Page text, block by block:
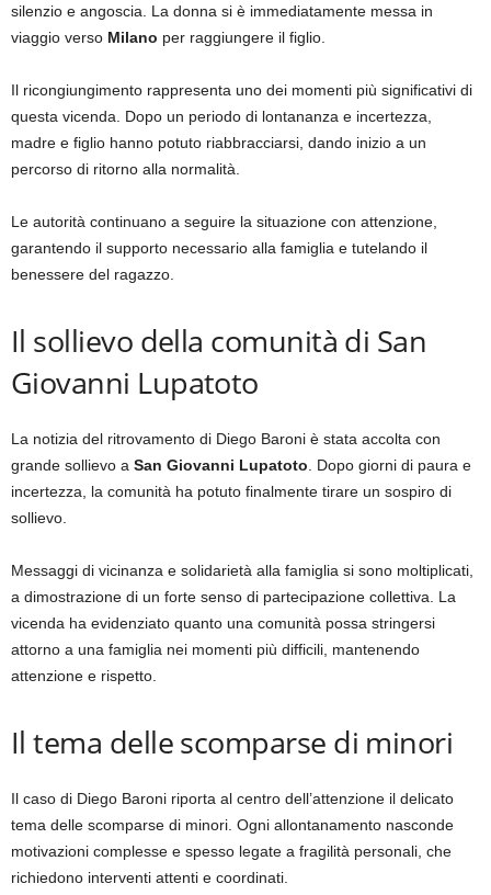
silenzio e angoscia. La donna si è immediatamente messa in
viaggio verso Milano per raggiungere il figlio.
Il ricongiungimento rappresenta uno dei momenti più significativi di
questa vicenda. Dopo un periodo di lontananza e incertezza,
madre e figlio hanno potuto riabbracciarsi, dando inizio a un
percorso di ritorno alla normalità.
Le autorità continuano a seguire la situazione con attenzione,
garantendo il supporto necessario alla famiglia e tutelando il
benessere del ragazzo.
Il sollievo della comunità di San
Giovanni Lupatoto
La notizia del ritrovamento di Diego Baroni è stata accolta con
grande sollievo a San Giovanni Lupatoto . Dopo giorni di paura e
incertezza, la comunità ha potuto finalmente tirare un sospiro di
sollievo.
Messaggi di vicinanza e solidarietà alla famiglia si sono moltiplicati,
a dimostrazione di un forte senso di partecipazione collettiva. La
vicenda ha evidenziato quanto una comunità possa stringersi
attorno a una famiglia nei momenti più difficili, mantenendo
attenzione e rispetto.
Il tema delle scomparse di minori
Il caso di Diego Baroni riporta al centro dell’attenzione il delicato
tema delle scomparse di minori. Ogni allontanamento nasconde
motivazioni complesse e spesso legate a fragilità personali, che
richiedono interventi attenti e coordinati.